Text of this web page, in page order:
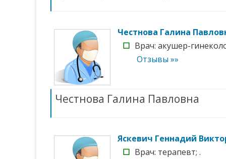
Честнова Галина
☐ Врач: акушер-
Отзывы »»
Честнова Галина Павловна
Яскевич Геннадий
☐ Врач: терапевт; .